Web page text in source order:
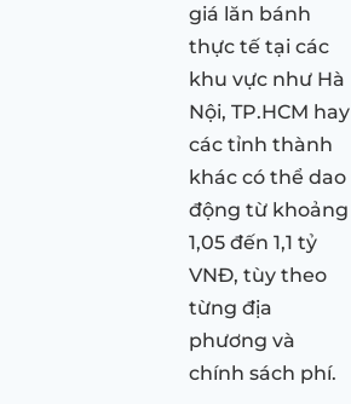
giá lăn bánh
thực tế tại các
khu vực như Hà
Nội, TP.HCM hay
các tỉnh thành
khác có thể dao
động từ khoảng
1,05 đến 1,1 tỷ
VNĐ, tùy theo
từng địa
phương và
chính sách phí.